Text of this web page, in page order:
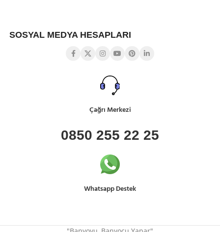
SOSYAL MEDYA HESAPLARI
Çağrı Merkezi
0850 255 22 25
Whatsapp Destek